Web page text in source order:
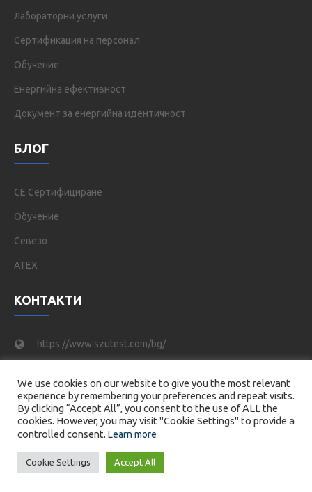
Лабораторни услуги
Сертификация на персонал
Обучение
Енергийна ефективност
Документ за енергийна идентичност
БЛОГ
СЕ Сертифициране
Обучение
Севезо
ATEX
КОНТАКТИ
https://www.szutest.com/bg/
+359 999 00 9999
Han Asparuh Str. 51, ap. 5 Sofia 1000, Bulgaria
We use cookies on our website to give you the most relevant
experience by remembering your preferences and repeat visits.
By clicking “Accept All”, you consent to the use of ALL the
cookies. However, you may visit "Cookie Settings" to provide a
controlled consent. Learn more
Cookie Settings Accept All